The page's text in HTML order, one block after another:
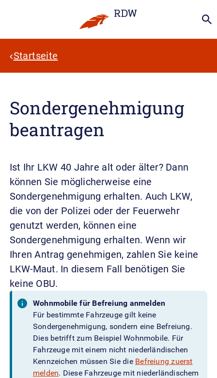
Startseite
Sondergenehmigung
beantragen
Ist Ihr LKW 40 Jahre alt oder älter? Dann
können Sie möglicherweise eine
Sondergenehmigung erhalten. Auch LKW,
die von der Polizei oder der Feuerwehr
genutzt werden, können eine
Sondergenehmigung erhalten. Wenn wir
Ihren Antrag genehmigen, zahlen Sie keine
LKW-Maut. In diesem Fall benötigen Sie
keine OBU.
Wohnmobile für Befreiung anmelden
Für bestimmte Fahrzeuge gilt keine
Sondergenehmigung, sondern eine Befreiung.
Dies betrifft zum Beispiel Wohnmobile. Für
Fahrzeuge mit einem nicht niederländischen
Kennzeichen müssen Sie die Befreiung zuerst
melden. Diese Fahrzeuge mit niederländischem